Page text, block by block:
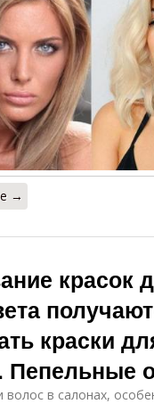
→
красок
краски
Пепельные
волос в салонах,